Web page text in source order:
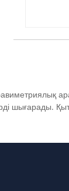
шығарады.